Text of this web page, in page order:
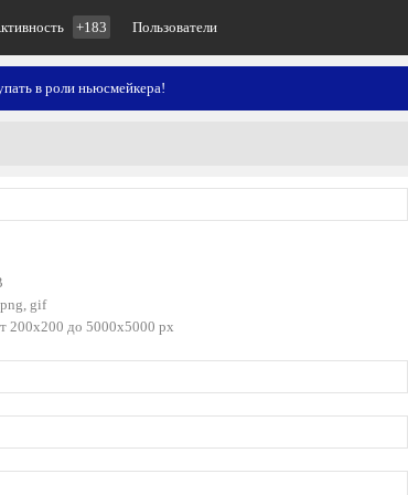
+183 Пользователи
в роли ньюсмейкера!
gif
200x200 до 5000x5000 px